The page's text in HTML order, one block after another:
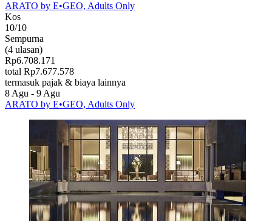
ARATO by E•GEO, Adults Only
Kos
10/10
Sempurna
(4 ulasan)
Rp6.708.171
total Rp7.677.578
termasuk pajak & biaya lainnya
8 Agu - 9 Agu
ARATO by E•GEO, Adults Only